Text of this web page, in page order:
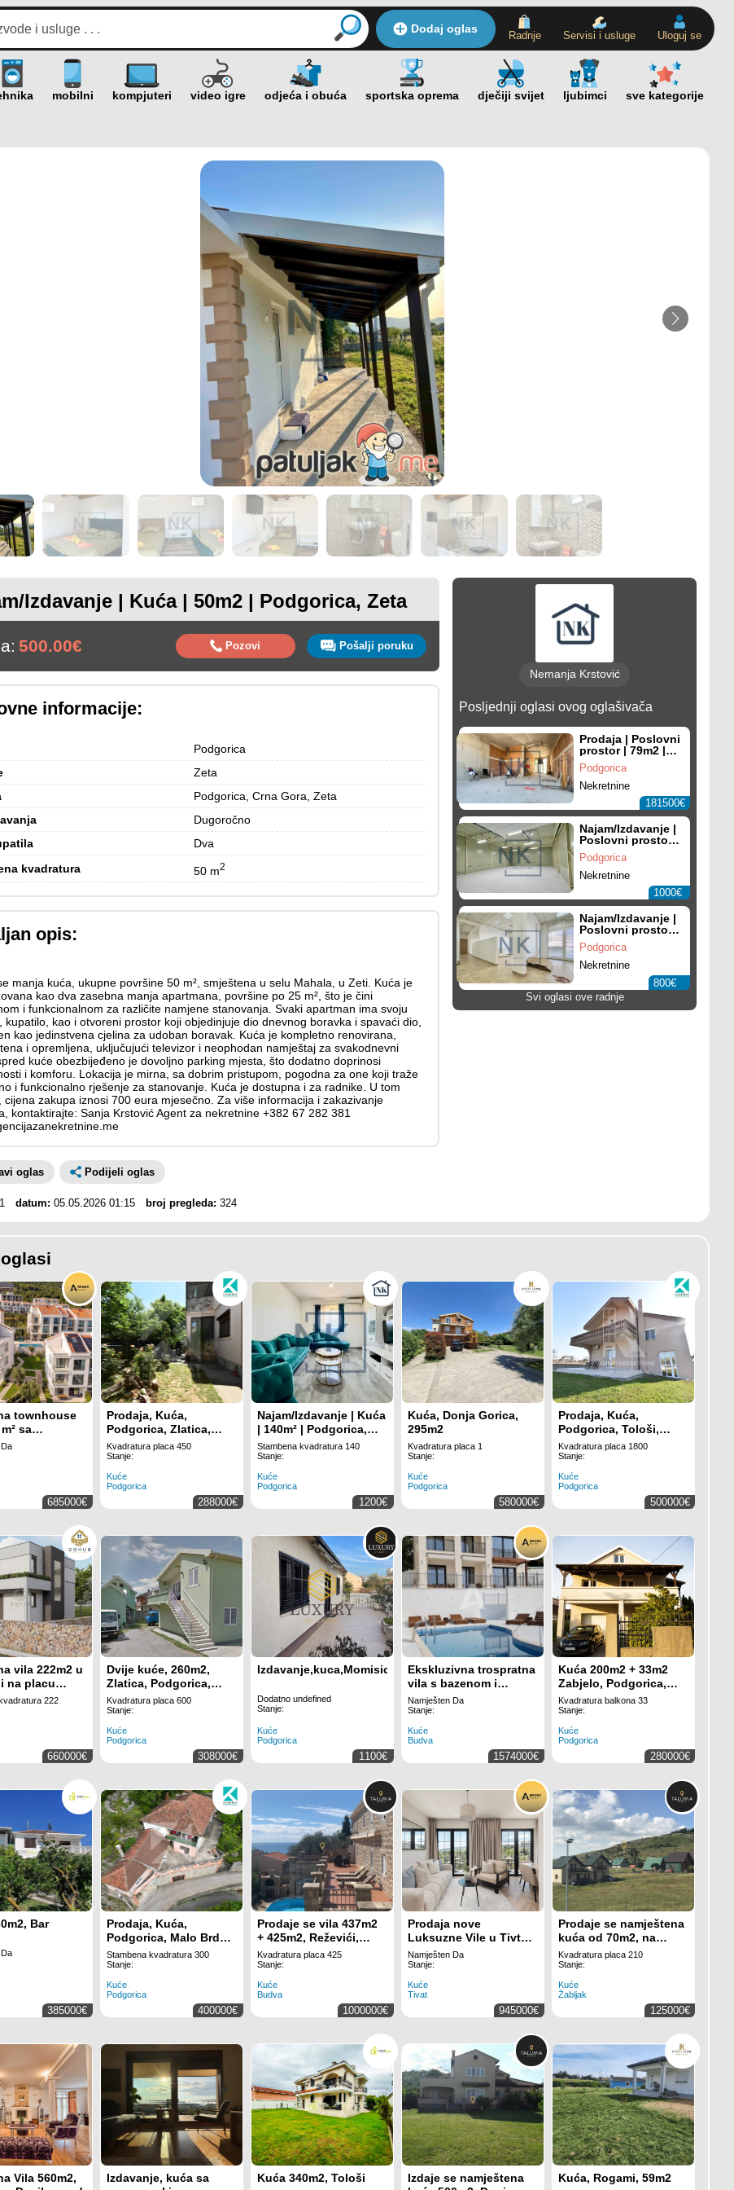
Dodaj oglas
Radnje Servisi i usluge Uloguj se
Izdavanje | Kuća | 50m2 | Podgorica, Zeta
500.00€ Pozovi Pošalji poruku
informacije:
Podgorica
Zeta
Podgorica, Crna Gora, Zeta
Dugoročno
Dva
kvadratura
50 m2
opis:
manja kuća, ukupne površine 50 m², smještena u selu Mahala, u Zeti. Kuća je
kao dva zasebna manja apartmana, površine po 25 m², što je čini
i funkcionalnom za različite namjene stanovanja. Svaki apartman ima svoju
kupatilo, kao i otvoreni prostor koji objedinjuje dio dnevnog boravka i spavaći dio,
kao jedinstvena cjelina za udoban boravak. Kuća je kompletno renovirana,
i opremljena, uključujući televizor i neophodan namještaj za svakodnevni
kuće obezbijeđeno je dovoljno parking mjesta, što dodatno doprinosi
i komforu. Lokacija je mirna, sa dobrim pristupom, pogodna za one koji traže
i funkcionalno rješenje za stanovanje. Kuća je dostupna i za radnike. U tom
cijena zakupa iznosi 700 eura mjesečno. Za više informacija i zakazivanje
kontaktirajte: Sanja Krstović Agent za nekretnine +382 67 282 381
oglas Podijeli oglas
Nemanja Krstović
Posljednji oglasi ovog oglašivača
Prodaja | Poslovni
prostor | 79m2 |
Podgorica,
Ljubović
Podgorica
Nekretnine
181500€
Najam/Izdavanje |
Poslovni prostor |
150m² | Podgorica,
Vrela Ribnička
Podgorica
Nekretnine
1000€
Najam/Izdavanje |
Poslovni prostor |
70m2 | Podgorica,
Zabjelo
Podgorica
Nekretnine
800€
Svi oglasi ove radnje
datum: 05.05.2026 01:15 broj pregleda: 324
townhouse
sa
bazenom i
na more-
Budva
685000€
Prodaja, Kuća,
Podgorica, Zlatica,
302m2
Kvadratura placa 450
Stanje:
Kuće
Podgorica
288000€
Najam/Izdavanje | Kuća
| 140m² | Podgorica,
Kokoti
Stambena kvadratura 140
Stanje:
Kuće
Podgorica
1200€
Kuća, Donja Gorica,
295m2
Kvadratura placa 1
Stanje:
Kuće
Podgorica
580000€
Prodaja, Kuća,
Podgorica, Tološi,
500m2
Kvadratura placa 1800
Stanje:
Kuće
Podgorica
500000€
vila 222m2 u
na placu
Gorica -
222
660000€
Dvije kuće, 260m2,
Zlatica, Podgorica,
Prodaja
Kvadratura placa 600
Stanje:
Kuće
Podgorica
308000€
Izdavanje,kuca,Momisici
Dodatno undefined
Stanje:
Kuće
Podgorica
1100€
Ekskluzivna trospratna
vila s bazenom i
pogledom na more,
Skočidevojka,Reževići
Namješten Da
Stanje:
Kuće
Budva
1574000€
Kuća 200m2 + 33m2
Zabjelo, Podgorica,
Prodaja
Kvadratura balkona 33
Stanje:
Kuće
Podgorica
280000€
Bar
385000€
Prodaja, Kuća,
Podgorica, Malo Brdo,
300m2
Stambena kvadratura 300
Stanje:
Kuće
Podgorica
400000€
Prodaje se vila 437m2
+ 425m2, Reževići,
Budva | ID: ML 625
Kvadratura placa 425
Stanje:
Kuće
Budva
1000000€
Prodaja nove
Luksuzne Vile u Tivtu
– 160m²
Namješten Da
Stanje:
Kuće
Tivat
945000€
Prodaje se namještena
kuća od 70m2, na
placu od 210m2,
Žabljak | ID: ML 433
Kvadratura placa 210
Stanje:
Kuće
Žabljak
125000€
Vila 560m2,
Izdavanje, kuća sa
Kuća 340m2, Tološi
Izdaje se namještena
Kuća, Rogami, 59m2